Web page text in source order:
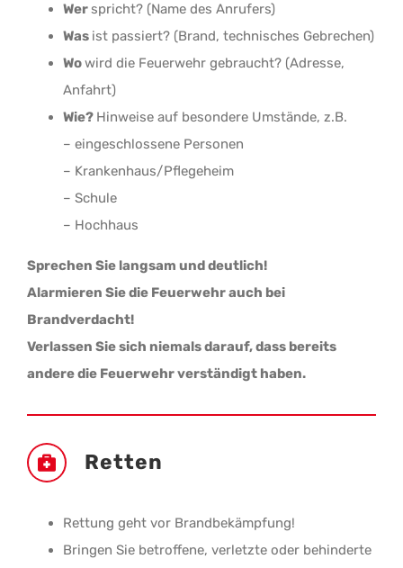
Werspricht? (Name des Anrufers)
Was ist passiert? (Brand, technisches Gebrechen)
Wowird die Feuerwehr gebraucht? (Adresse,
Anfahrt)
Wie? Hinweise auf besondere Umstände, z.B.
– eingeschlossene Personen
– Krankenhaus/Pflegeheim
– Schule
– Hochhaus
Sprechen Sie langsam und deutlich!
Alarmieren Sie die Feuerwehr auch bei
Brandverdacht!
Verlassen Sie sich niemals darauf, dass bereits
andere die Feuerwehr verständigt haben.
Retten
Rettung geht vor Brandbekämpfung!
Bringen Sie betroffene, verletzte oder behinderte